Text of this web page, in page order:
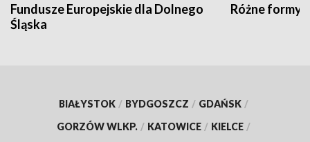
Fundusze Europejskie dla Dolnego
Śląska
Różne formy
BIAŁYSTOK / BYDGOSZCZ / GDAŃSK /
GORZÓW WLKP. / KATOWICE / KIELCE /